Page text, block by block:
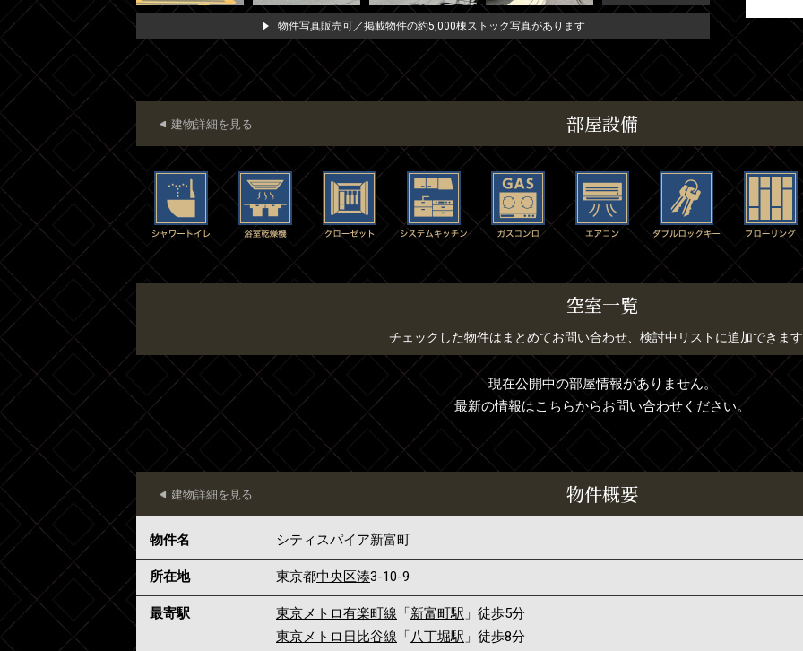
物件写真販売可／掲載物件の約5,000棟ストック写真があります
部屋設備
建物詳細を見る
空室一覧
チェックした物件はまとめてお問い合わせ、検討中リストに追加できま
現在公開中の部屋情報がありません。
最新の情報はこちらからお問い合わせください。
物件概要
建物詳細を見る
物件名 シティスパイア新富町
所在地 東京都中央区湊3-10-9
最寄駅 東京メトロ有楽町線 「新富町駅 」徒歩5分
東京メトロ日比谷線 「八丁堀駅 」徒歩8分